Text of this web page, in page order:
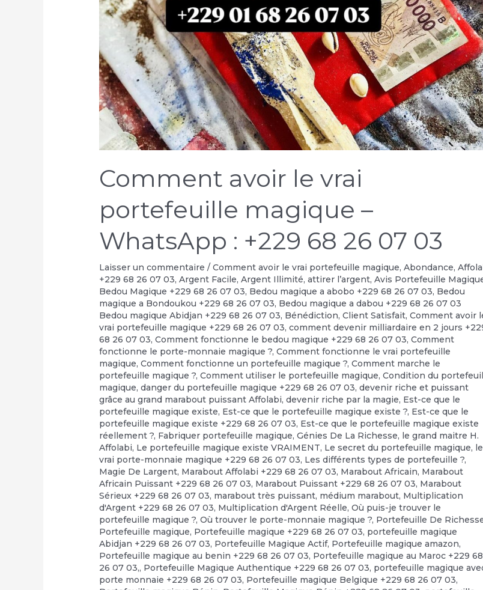
Comment avoir le vrai
portefeuille magique –
WhatsApp : +229 68 26 07 03
Laisser un commentaire /Comment avoir le vrai portefeuille magique,Abondance,
+229 68 26 07 03,Argent Facile,Argent Illimité,attirer l’argent,Avis Portefeuille
Bedou Magique +229 68 26 07 03, Bedou magique a abobo +229 68 26 07 03, Bedou
magique a Bondoukou +229 68 26 07 03, Bedou magique a dabou +229 68 26 07 03
Bedou magique Abidjan +229 68 26 07 03, Bénédiction,Client Satisfait,Comment avoir
vrai portefeuille magique +229 68 26 07 03,comment devenir milliardaire en 2 jours
68 26 07 03,Comment fonctionne le bedou magique +229 68 26 07 03,Comment
fonctionne le porte-monnaie magique ?,Comment fonctionne le vrai portefeuille
magique,Comment fonctionne un portefeuille magique ?,Comment marche le
portefeuille magique ?,Comment utiliser le portefeuille magique,Condition du
magique,danger du portefeuille magique +229 68 26 07 03,devenir riche et puissant
grâce au grand marabout puissant Affolabi,devenir riche par la magie, Est-ce que le
portefeuille magique existe, Est-ce que le portefeuille magique existe ?, Est-ce que le
portefeuille magique existe +229 68 26 07 03, Est-ce que le portefeuille magique existe
réellement ?, Fabriquer portefeuille magique,Génies De La Richesse, le grand maitre H.
Affolabi, Le portefeuille magique existe VRAIMENT, Le secret du portefeuille magique, le
vrai porte-monnaie magique +229 68 26 07 03, Les différents types de portefeuille ?,
Magie De Largent, Marabout Affolabi +229 68 26 07 03, Marabout Africain, Marabout
Africain Puissant +229 68 26 07 03, Marabout Puissant +229 68 26 07 03, Marabout
Sérieux +229 68 26 07 03, marabout très puissant, médium marabout, Multiplication
d'Argent +229 68 26 07 03, Multiplication d'Argent Réelle,Où puis-je trouver le
portefeuille magique ?,Où trouver le porte-monnaie magique ?, Portefeuille De
Portefeuille magique, Portefeuille magique +229 68 26 07 03, portefeuille magique
Abidjan +229 68 26 07 03, Portefeuille Magique Actif, Portefeuille magique amazon,
Portefeuille magique au benin +229 68 26 07 03, Portefeuille magique au Maroc +229 68
26 07 03,, Portefeuille Magique Authentique +229 68 26 07 03, portefeuille magique
porte monnaie +229 68 26 07 03, Portefeuille magique Belgique +229 68 26 07 03,